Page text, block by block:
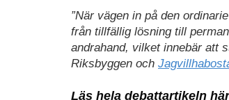
”När vägen in på den
från tillfällig lösning till
andrahand, vilket innebär att
Riksbyggen och
Läs hela debattartikeln